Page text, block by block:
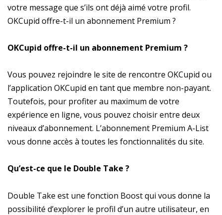
votre message que s’ils ont déjà aimé votre profil.
OKCupid offre-t-il un abonnement Premium ?
OKCupid offre-t-il un abonnement Premium ?
Vous pouvez rejoindre le site de rencontre OKCupid ou
l’application OKCupid en tant que membre non-payant.
Toutefois, pour profiter au maximum de votre
expérience en ligne, vous pouvez choisir entre deux
niveaux d’abonnement. L’abonnement Premium A-List
vous donne accès à toutes les fonctionnalités du site.
Qu’est-ce que le Double Take ?
Double Take est une fonction Boost qui vous donne la
possibilité d’explorer le profil d’un autre utilisateur, en